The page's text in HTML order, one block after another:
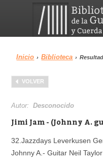
Menu
Biblioteca
Área personal
Inicio › Biblioteca ›
VOLVER
Autor:Desconocido
Jimi Jam - (Johnny A.
32.Jazzdays Leverkusen
Johnny A.- Guitar Neil